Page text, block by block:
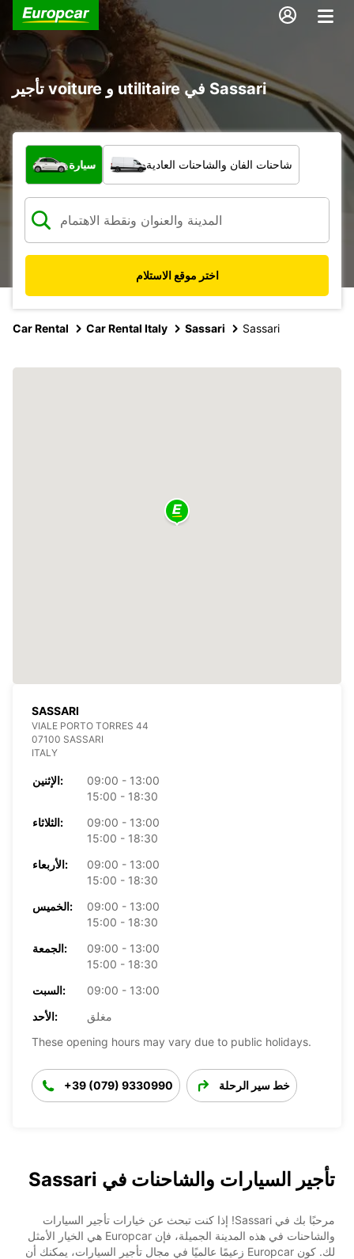
تأجير voiture و utilitaire في Sassari
ما نوع المركبة؟
سيارة شاحنات الفان والشاحنات العادية
اختر موقع الاستلام
Car Rental Car Rental Italy Sassari Sassari
SASSARI
VIALE PORTO TORRES 44
07100 SASSARI
ITALY
الإثنين:
09:00 - 13:00
15:00 - 18:30
الثلاثاء:
09:00 - 13:00
15:00 - 18:30
الأربعاء:
09:00 - 13:00
15:00 - 18:30
الخميس:
09:00 - 13:00
15:00 - 18:30
الجمعة:
09:00 - 13:00
15:00 - 18:30
السبت:
09:00 - 13:00
الأحد:
مغلق
These opening hours may vary due to public holidays.
+39 (079) 9330990 خط سير الرحلة
تأجير السيارات والشاحنات في Sassari
مرحبًا بك في Sassari! إذا كنت تبحث عن خيارات تأجير السيارات
والشاحنات في هذه المدينة الجميلة، فإن Europcar هي الخيار الأمثل
لك. كون Europcar زعيمًا عالميًا في مجال تأجير السيارات، يمكنك أن